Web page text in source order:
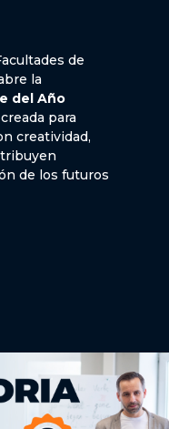
de
la
del Año
para
creatividad,
de los futuros